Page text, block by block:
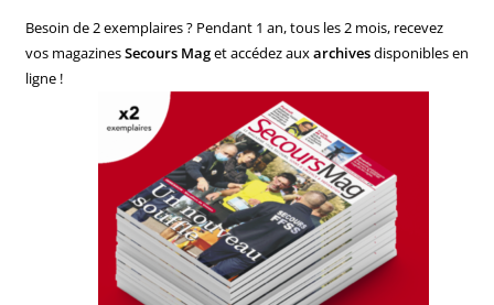
Besoin de 2 exemplaires ? Pendant 1 an, tous les 2 mois, recevez
vos magazinesSecours Maget accédez auxarchivesdisponibles en
ligne !